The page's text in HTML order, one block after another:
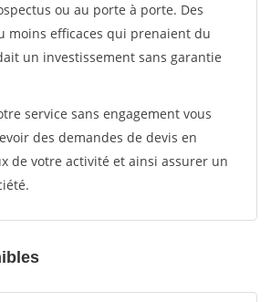
ou au porte à porte. Des
moins efficaces qui prenaient du
un investissement sans garantie
service sans engagement vous
des demandes de devis en
de votre activité et ainsi assurer un